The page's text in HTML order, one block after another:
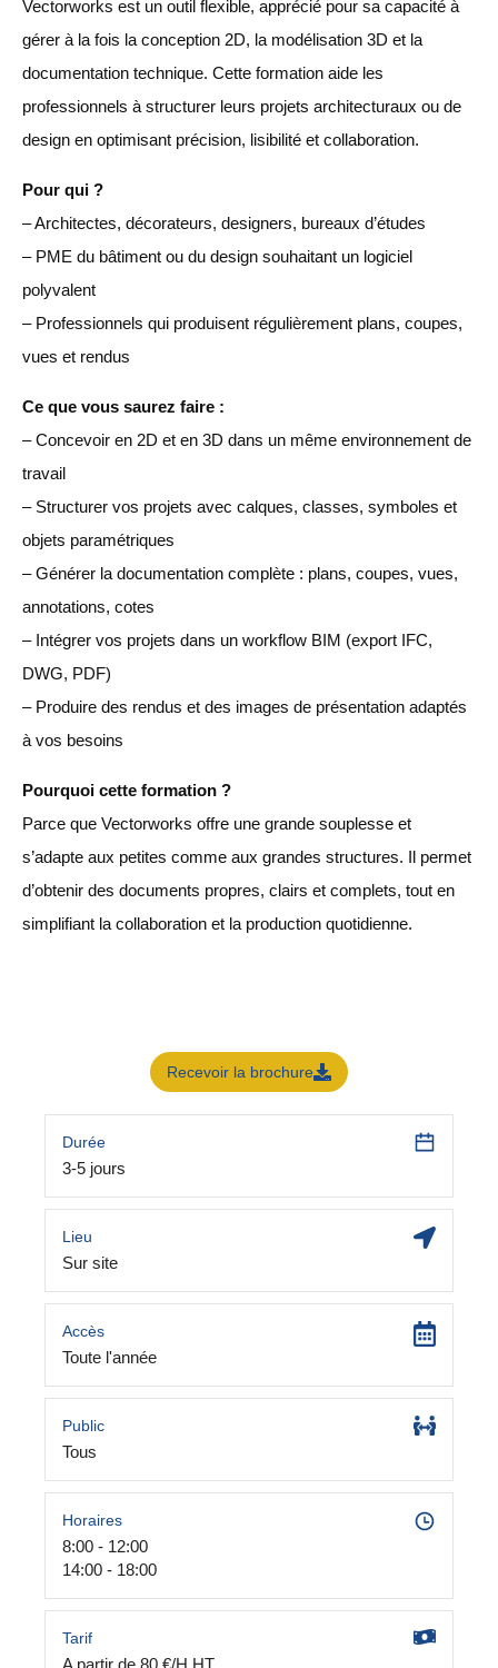
Vectorworks est un outil flexible, apprécié pour sa capacité à
gérer à la fois la conception 2D, la modélisation 3D et la
documentation technique. Cette formation aide les
professionnels à structurer leurs projets architecturaux ou de
design en optimisant précision, lisibilité et collaboration.
Pour qui ?
– Architectes, décorateurs, designers, bureaux d’études
– PME du bâtiment ou du design souhaitant un logiciel
polyvalent
– Professionnels qui produisent régulièrement plans, coupes,
vues et rendus
Ce que vous saurez faire :
– Concevoir en 2D et en 3D dans un même environnement de
travail
– Structurer vos projets avec calques, classes, symboles et
objets paramétriques
– Générer la documentation complète : plans, coupes, vues,
annotations, cotes
– Intégrer vos projets dans un workflow BIM (export IFC,
DWG, PDF)
– Produire des rendus et des images de présentation adaptés
à vos besoins
Pourquoi cette formation ?
Parce que Vectorworks offre une grande souplesse et
s’adapte aux petites comme aux grandes structures. Il permet
d’obtenir des documents propres, clairs et complets, tout en
simplifiant la collaboration et la production quotidienne.
Recevoir la brochure
Durée
3-5 jours
Lieu
Sur site
Accès
Toute l'année
Public
Tous
Horaires
8:00 - 12:00
14:00 - 18:00
Tarif
A partir de 80 €/H HT